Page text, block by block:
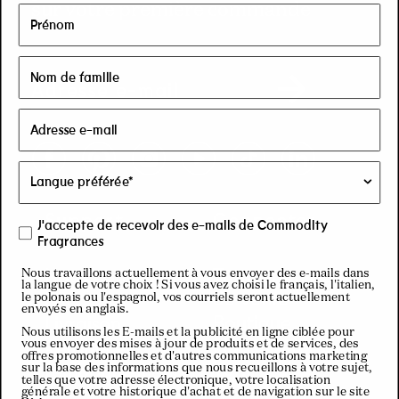
sur votre première commande
Adresse e-mail
FacebookPinterestInstagram
YouTubeTikTokLinkedIn
Support
Nous contacter
FAQ
Livraison
Retours et
remboursements
Connecter
Trouver un point
de vente
Boutique
Flagship à New
York
Commerce de
J'accepte de recevoir des e-mails de Commodity
Fragrances
Nous travaillons actuellement à vous envoyer des e-mails dans
la langue de votre choix ! Si vous avez choisi le français, l'italien,
le polonais ou l'espagnol, vos courriels seront actuellement
envoyés en anglais.
Nous utilisons les E-mails et la publicité en ligne ciblée pour
vous envoyer des mises à jour de produits et de services, des
offres promotionnelles et d'autres communications marketing
sur la base des informations que nous recueillons à votre sujet,
telles que votre adresse électronique, votre localisation
générale et votre historique d'achat et de navigation sur le site